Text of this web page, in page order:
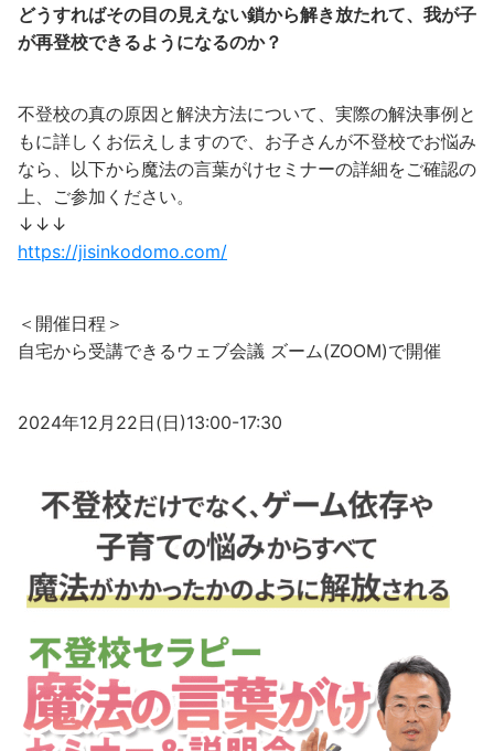
どうすればその目の見えない鎖から解き放たれて、我が子
が再登校できるようになるのか？
不登校の真の原因と解決方法について、実際の解決事例と
もに詳しくお伝えしますので、お子さんが不登校でお悩み
なら、以下から魔法の言葉がけセミナーの詳細をご確認の
上、ご参加ください。
↓↓↓
https://jisinkodomo.com/
＜開催日程＞
自宅から受講できるウェブ会議 ズーム(ZOOM)で開催
2024年12月22日(日)13:00-17:30